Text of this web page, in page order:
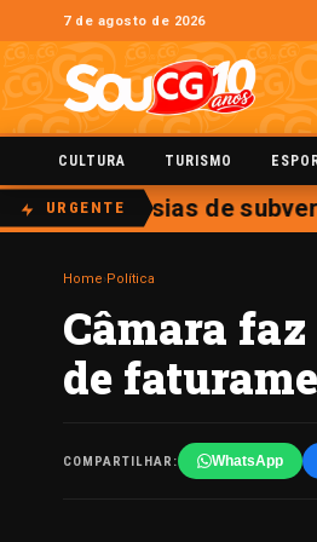
7 de agosto de 2026
CULTURA TURISMO
URGENTEpoesias de
Home Política
Câmara
de
COMPARTILHAR: WhatsApp